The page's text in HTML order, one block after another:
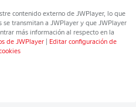
contenido externo de JWPlayer, lo que
se transmitan a JWPlayery que JWPlayer
más información al respecto en la
de JWPlayer
Editar configuración de